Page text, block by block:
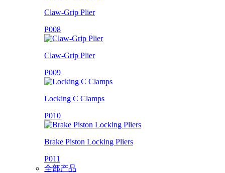
Claw-Grip Plier
P008
Claw-Grip Plier
P009
Locking C Clamps
P010
Brake Piston Locking Pliers
P011
全部产品